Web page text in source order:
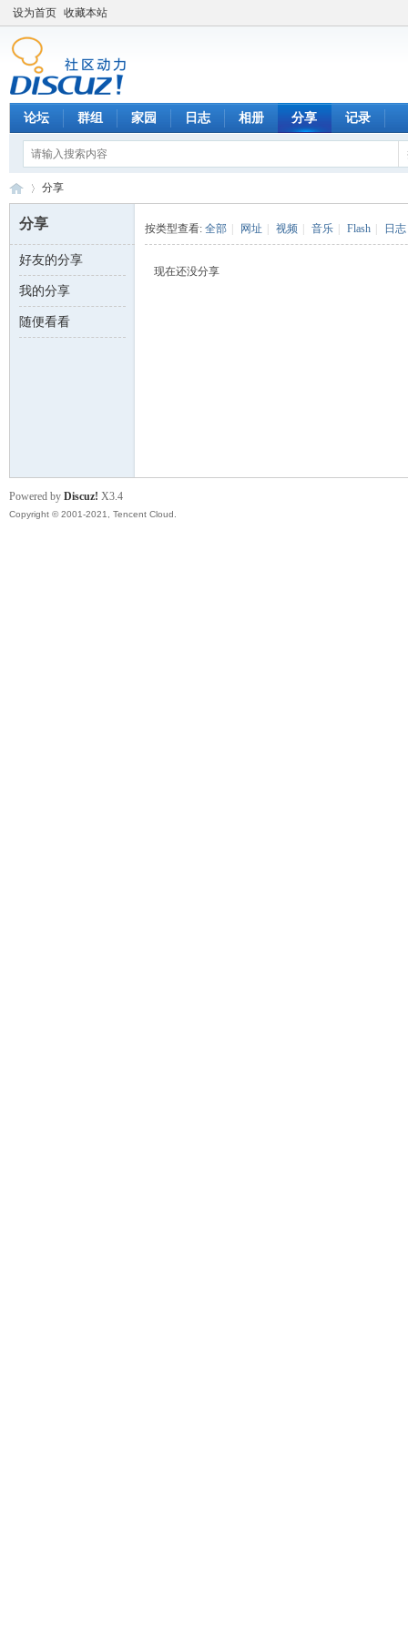
设为首页 收藏本站
论坛 群组 家园 日志 相册 分享 记录
数 ›
分享
分享
好友的分享
我的分享
随便看看
按类型查看: 全部 网址 视频 音乐 Flash 日志
现在还没分享
Powered by Discuz! X3.4
Copyright © 2001-2021, Tencent Cloud.